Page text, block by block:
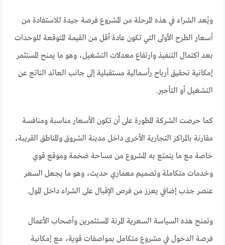
ويُعد الشراء في هذه المرحلة من المشروع فرصة جيدة للاستفادة من
أسعار الطرح الأولى التي تكون عادة أقل من القيمة المتوقعة للوحدات
بعد اكتمال التنفيذ وارتفاع معدلات التشغيل، وهو ما يمنح المستثمر
إمكانية تحقيق أرباح رأسمالية مستقبلية إلى جانب العائد الناتج عن
التشغيل أو التأجير.
كما حرصت الشركة المطورة على أن تكون الأسعار مناسبة ومنافسة
مقارنة بالمراكز التجارية الأخرى داخل مدينة الشروق والمناطق القريبة،
خاصة مع ما يتمتع به المشروع من مساحة ضخمة وموقع قوي
وخدمات متكاملة وتصميم معماري حديث، وهو ما يجعل السعر
عنصر جذب إضافي يعزز من فرص الإقبال على الشراء داخل المول.
وتمنح هذه السياسة السعرية المرنة المستثمرين وأصحاب الأعمال
فرصة الدخول في مشروع متكامل بمواصفات قوية، مع إمكانية